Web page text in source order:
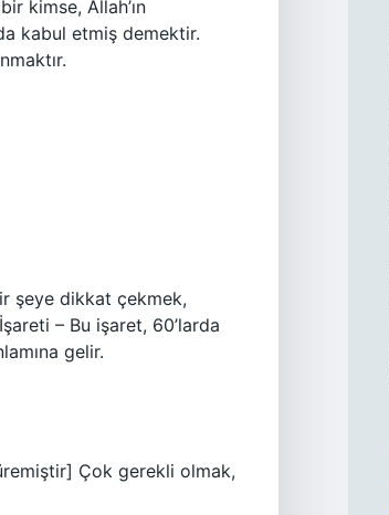
kimse, Allah’ın
kabul etmiş demektir.
şeye dikkat çekmek,
– Bu işaret, 60’larda
gelir.